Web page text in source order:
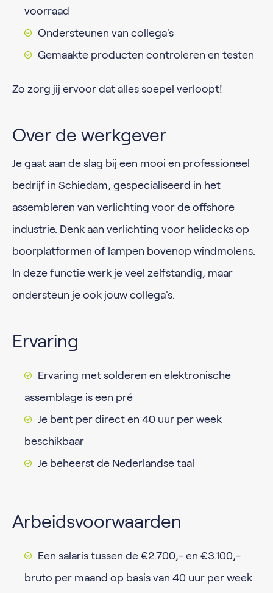
voorraad
Ondersteunen van collega's
Gemaakte producten controleren en testen
Zo zorg jij ervoor dat alles soepel verloopt!
Over de werkgever
Je gaat aan de slag bij een mooi en professioneel
bedrijf in Schiedam, gespecialiseerd in het
assembleren van verlichting voor de offshore
industrie. Denk aan verlichting voor helidecks op
boorplatformen of lampen bovenop windmolens.
In deze functie werk je veel zelfstandig, maar
ondersteun je ook jouw collega's.
Ervaring
Ervaring met solderen en elektronische
assemblage is een pré
Je bent per direct en 40 uur per week
beschikbaar
Je beheerst de Nederlandse taal
Arbeidsvoorwaarden
Een salaris tussen de €2.700,- en €3.100,-
bruto per maand op basis van 40 uur per week